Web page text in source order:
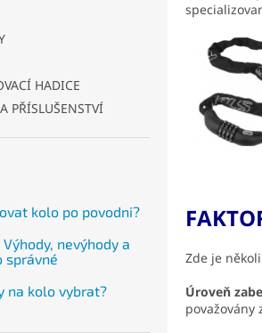
HADICE
PŘÍSLUŠENSTVÍ
kolo po povodni?
nevýhody a
správné
na kolo vybrat?
Zde je
Úroveň
považovány